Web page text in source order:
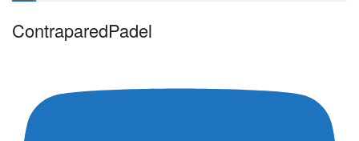
ContraparedPadel